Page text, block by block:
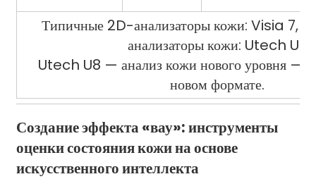
Типичные 2D-анализаторы кожи: Visia 7,
анализаторы кожи: Utech U8
Utech U8 — анализ кожи нового уровня —
новом формате.
Создание эффекта «вау»: инструменты
оценки состояния кожи на основе
искусственного интеллекта